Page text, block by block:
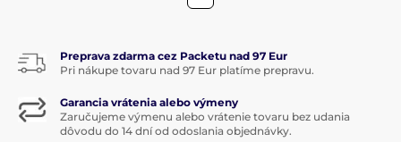
Preprava zdarma cez Packetu nad 97 Eur
Pri nákupe tovaru nad 97 Eur platíme prepravu.
Garancia vrátenia alebo výmeny
Zaručujeme výmenu alebo vrátenie tovaru bez udania
dôvodu do 14 dní od odoslania objednávky.